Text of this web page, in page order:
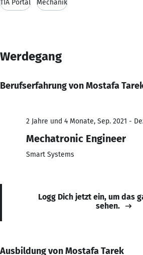
TIA Portal Mechanik
Werdegang
Berufserfahrung von Mostafa
2 Jahre und 4 Monate, Sep. 2021 -
Mechatronic Engineer
Smart Systems
Logg Dich jetzt ein, um das
sehen.
Ausbildung von Mostafa Tarek